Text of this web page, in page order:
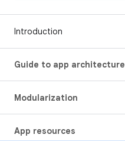
Introduction
Guide to app architecture
Modularization
App resources